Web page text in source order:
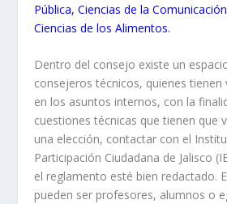
Pública, Ciencias de la
Ciencias de los Alimentos.
Dentro del consejo existe un
consejeros técnicos, quienes
en los asuntos internos, con la
cuestiones técnicas que tienen que
una elección, contactar con el
Participación Ciudadana de Jalisco
el reglamento esté bien redactado.
pueden ser profesores, alumnos o